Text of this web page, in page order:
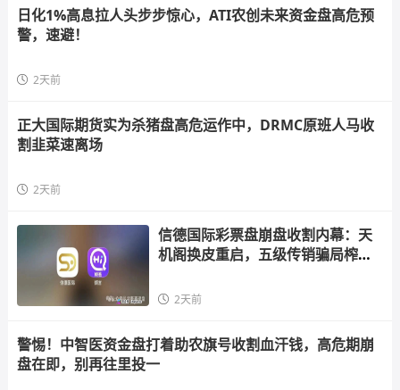
日化1%高息拉人头步步惊心，ATI农创未来资金盘高危预
警，速避！
2天前
正大国际期货实为杀猪盘高危运作中，DRMC原班人马收
割韭菜速离场
2天前
信德国际彩票盘崩盘收割内幕：天
机阁换皮重启，五级传销骗局榨干
2天前
警惕！中智医资金盘打着助农旗号收割血汗钱，高危期崩
盘在即，别再往里投一